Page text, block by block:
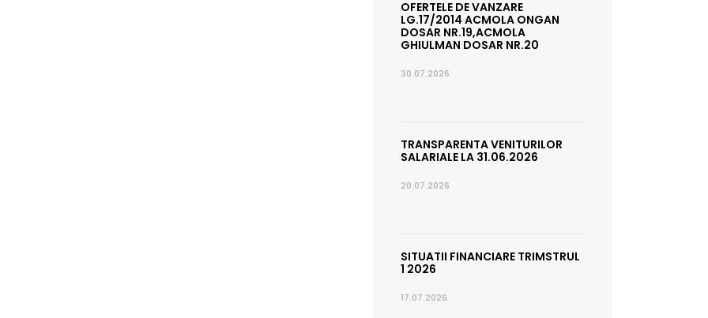
OFERTELE DE VANZARE
LG.17/2014 ACMOLA ONGAN
DOSAR NR.19,ACMOLA
GHIULMAN DOSAR NR.20
30.07.2026
TRANSPARENTA VENITURILOR
SALARIALE LA 31.06.2026
20.07.2026
SITUATII FINANCIARE TRIMSTRUL
1 2026
17.07.2026